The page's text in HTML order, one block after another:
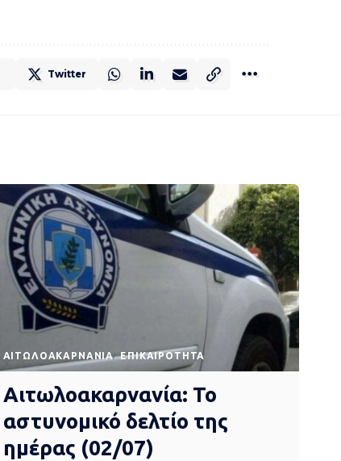
Twitter
AΙΤΩΛΟΑΚΑΡΝΑΝΊΑ EΠΙΚΑΙΡΌΤΗΤΑ
Αιτωλοακαρνανία: Το
αστυνομικό δελτίο της
ημέρας (02/07)